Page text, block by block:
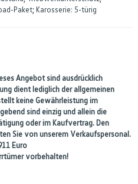
Paket; Karosserie: 5-türig
Angebot sind ausdrücklich
dient lediglich der allgemeinen
keine Gewährleistung im
sind einzig und allein die
oder im Kaufvertrag. Den
Sie von unserem Verkaufspersonal.
Euro
vorbehalten!